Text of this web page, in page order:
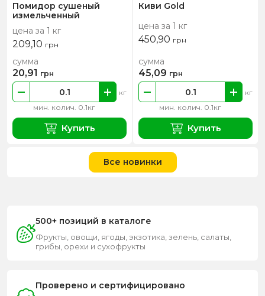
Помидор сушеный
измельченный
цена за 1 кг
209,10 грн
мин. колич. 0.1кг
кг
сумма
20,91 грн
Купить
Киви Gold
цена за 1 кг
450,90 грн
мин. колич. 0.1кг
кг
сумма
45,09 грн
Купить
Все новинки
500+ позиций в каталоге
Фрукты, овощи, ягоды, экзотика, зелень, салаты,
грибы, орехи и сухофрукты
Проверено и сертифицировано